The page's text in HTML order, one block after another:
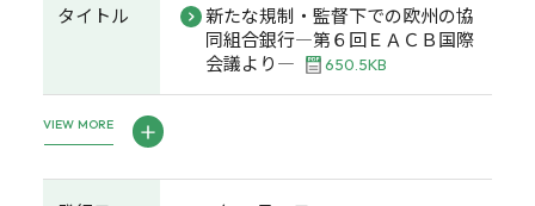
タイトル
新たな規制・監督下での欧州の協
同組合銀行―第６回ＥＡＣＢ国際
会議より―
650.5KB
VIEW MORE